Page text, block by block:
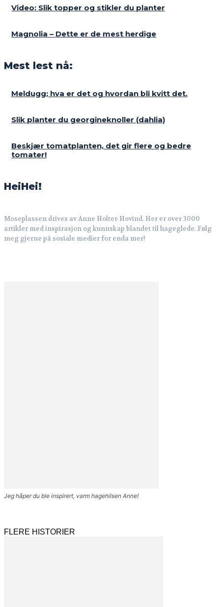
Video: Slik topper og stikler du planter
Magnolia – Dette er de mest herdige
Mest lest nå:
Meldugg; hva er det og hvordan bli kvitt det.
Slik planter du georgineknoller (dahlia)
Beskjær tomatplanten, det gir flere og bedre
tomater!
HeiHei!
Moseplassen drives av Anne Holter-Hovind. Her er over 3000
artikler med inspirasjon og kunnskap blandet til hageglede. Følg
meg gjerne på sosiale medier for enda mer!
Jeg håper du ble inspirert, varm hagehilsen Anne!
FLERE HISTORIER